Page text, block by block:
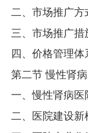
二、市场推广方
三、市场推广措
四、价格管理体
第二节 慢性肾
一、慢性肾病
二、医院建设新